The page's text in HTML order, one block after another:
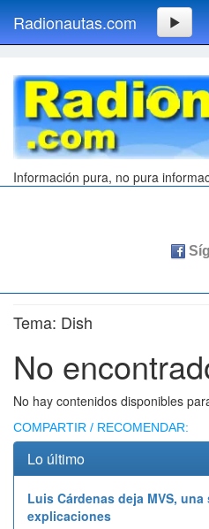
Radionautas.com
Información pura, no pura
Tema: Dish
No
No hay contenidos disponibles
COMPARTIR / RECOMENDAR:
Lo último
Luis Cárdenas deja MVS,
explicaciones